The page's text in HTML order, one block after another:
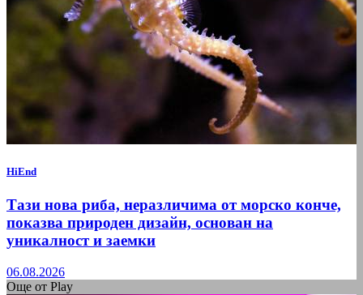
HiEnd
Тази нова риба, неразличима от морско конче,
показва природен дизайн, основан на
уникалност и заемки
06.08.2026
Още от Play